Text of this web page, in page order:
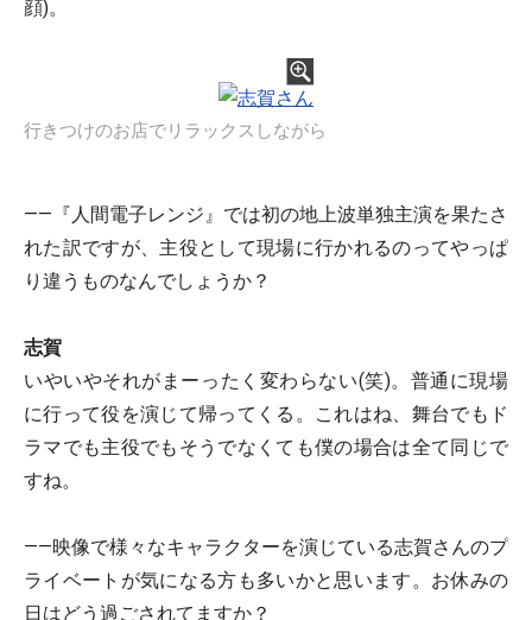
顔)。
行きつけのお店でリラックスしながら
――『人間電子レンジ』では初の地上波単独主演を果たさ
れた訳ですが、主役として現場に行かれるのってやっぱ
り違うものなんでしょうか？
志賀
いやいやそれがまーったく変わらない(笑)。普通に現場
に行って役を演じて帰ってくる。これはね、舞台でもド
ラマでも主役でもそうでなくても僕の場合は全て同じで
すね。
――映像で様々なキャラクターを演じている志賀さんのプ
ライベートが気になる方も多いかと思います。お休みの
日はどう過ごされてますか？